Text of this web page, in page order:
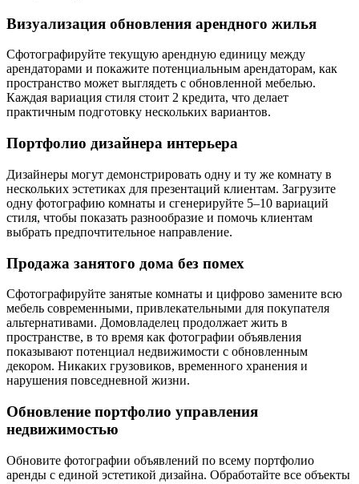
Визуализация обновления арендного жилья
Сфотографируйте текущую арендную единицу между
арендаторами и покажите потенциальным арендаторам, как
пространство может выглядеть с обновленной мебелью.
Каждая вариация стиля стоит 2 кредита, что делает
практичным подготовку нескольких вариантов.
Портфолио дизайнера интерьера
Дизайнеры могут демонстрировать одну и ту же комнату в
нескольких эстетиках для презентаций клиентам. Загрузите
одну фотографию комнаты и сгенерируйте 5–10 вариаций
стиля, чтобы показать разнообразие и помочь клиентам
выбрать предпочтительное направление.
Продажа занятого дома без помех
Сфотографируйте занятые комнаты и цифрово замените всю
мебель современными, привлекательными для покупателя
альтернативами. Домовладелец продолжает жить в
пространстве, в то время как фотографии объявления
показывают потенциал недвижимости с обновленным
декором. Никаких грузовиков, временного хранения и
нарушения повседневной жизни.
Обновление портфолио управления
недвижимостью
Обновите фотографии объявлений по всему портфолио
аренды с единой эстетикой дизайна. Обработайте все объекты